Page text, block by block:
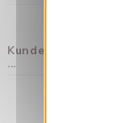
Kunden, die
...